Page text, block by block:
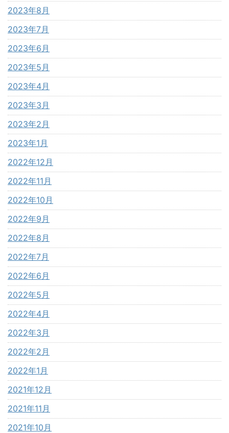
2023年8月
2023年7月
2023年6月
2023年5月
2023年4月
2023年3月
2023年2月
2023年1月
2022年12月
2022年11月
2022年10月
2022年9月
2022年8月
2022年7月
2022年6月
2022年5月
2022年4月
2022年3月
2022年2月
2022年1月
2021年12月
2021年11月
2021年10月